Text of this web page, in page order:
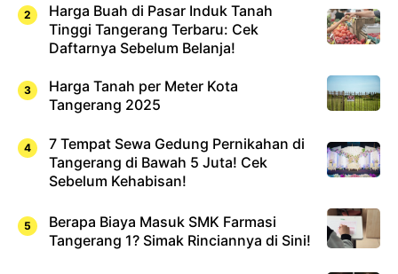
Harga Buah di Pasar Induk Tanah
Tinggi Tangerang Terbaru: Cek
Daftarnya Sebelum Belanja!
Harga Tanah per Meter Kota
Tangerang 2025
7 Tempat Sewa Gedung Pernikahan di
Tangerang di Bawah 5 Juta! Cek
Sebelum Kehabisan!
Berapa Biaya Masuk SMK Farmasi
Tangerang 1? Simak Rinciannya di Sini!